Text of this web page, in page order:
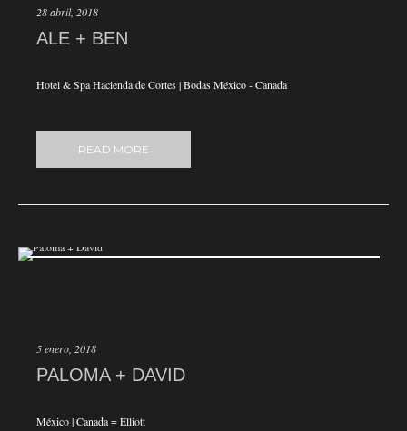
28 abril, 2018
ALE + BEN
Hotel & Spa Hacienda de Cortes | Bodas México - Canada
READ MORE
5 enero, 2018
PALOMA + DAVID
México | Canada = Elliott